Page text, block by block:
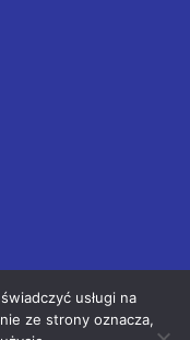
usługi na
ze strony oznacza,